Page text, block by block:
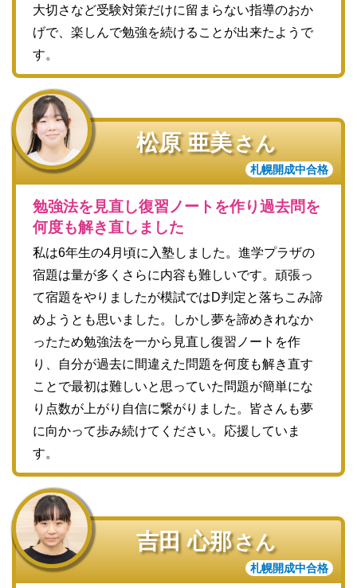
大切さなど受験対策だけに留まらない指導のおか
げで、楽しんで勉強を続けることが出来たようで
す。
松原 亜美さん
札幌開成中合格
勉強法を見直し復習ノートを作り過去問を
何度も解き直しました
私は6年生の4月頃に入塾しました。進学プラザの
宿題は量が多くさらに内容も難しいです。頑張っ
て宿題をやりましたが模試ではD判定と落ちこみ諦
めようとも思いました。しかし夢を諦めきれなか
ったため勉強法を一から見直し復習ノートを作
り、自分が過去に間違えた問題を何度も解き直す
ことで最初は難しいと思っていた問題が簡単にな
り点数が上がり自信に繋がりました。皆さんも夢
に向かって歩み続けてください。応援していま
す。
吉田 心那さん
札幌開成中合格